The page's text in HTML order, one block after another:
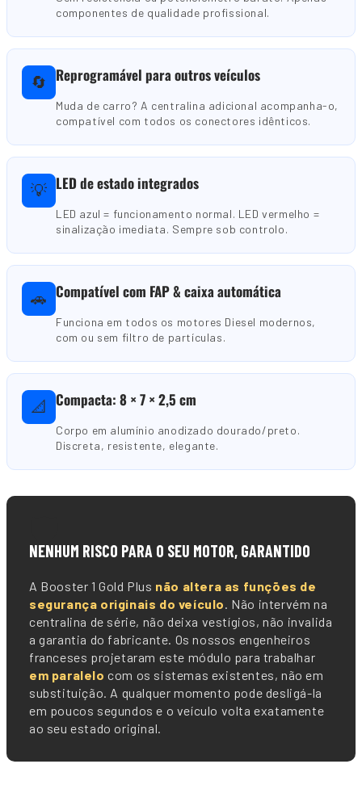
componentes de qualidade profissional.
🔄 Reprogramável para outros veículos
Muda de carro? A centralina adicional acompanha-o,
compatível com todos os conectores idênticos.
💡 LED de estado integrados
LED azul = funcionamento normal. LED vermelho =
sinalização imediata. Sempre sob controlo.
🚗 Compatível com FAP & caixa automática
Funciona em todos os motores Diesel modernos,
com ou sem filtro de partículas.
📐 Compacta: 8 × 7 × 2,5 cm
Corpo em alumínio anodizado dourado/preto.
Discreta, resistente, elegante.
NENHUM RISCO PARA O SEU MOTOR, GARANTIDO
A Booster 1 Gold Plus não altera as funções de
segurança originais do veículo. Não intervém na
centralina de série, não deixa vestígios, não invalida
a garantia do fabricante. Os nossos engenheiros
franceses projetaram este módulo para trabalhar
em paralelo com os sistemas existentes, não em
substituição. A qualquer momento pode desligá-la
em poucos segundos e o veículo volta exatamente
ao seu estado original.